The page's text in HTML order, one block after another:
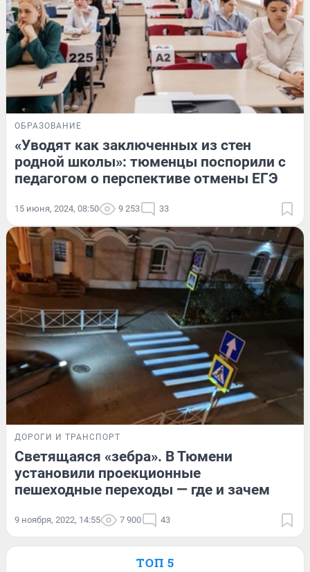
ОБРАЗОВАНИЕ
«Уводят как заключенных из стен
родной школы»: тюменцы поспорили с
педагогом о перспективе отмены ЕГЭ
15 июня, 2024, 08:50 9 253 33
ДОРОГИ И ТРАНСПОРТ
Светящаяся «зебра». В Тюмени
установили проекционные
пешеходные переходы — где и зачем
9 ноября, 2022, 14:55 7 900 43
ТОП 5